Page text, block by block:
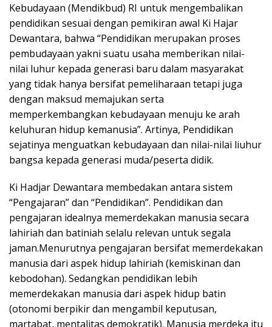
Kebudayaan (Mendikbud) RI untuk mengembalikan
pendidikan sesuai dengan pemikiran awal Ki Hajar
Dewantara, bahwa “Pendidikan merupakan proses
pembudayaan yakni suatu usaha memberikan nilai-
nilai luhur kepada generasi baru dalam masyarakat
yang tidak hanya bersifat pemeliharaan tetapi juga
dengan maksud memajukan serta
memperkembangkan kebudayaan menuju ke arah
keluhuran hidup kemanusia”. Artinya, Pendidikan
sejatinya menguatkan kebudayaan dan nilai-nilai liuhur
bangsa kepada generasi muda/peserta didik.
Ki Hadjar Dewantara membedakan antara sistem
“Pengajaran” dan “Pendidikan”. Pendidikan dan
pengajaran idealnya memerdekakan manusia secara
lahiriah dan batiniah selalu relevan untuk segala
jaman.Menurutnya pengajaran bersifat memerdekakan
manusia dari aspek hidup lahiriah (kemiskinan dan
kebodohan). Sedangkan pendidikan lebih
memerdekakan manusia dari aspek hidup batin
(otonomi berpikir dan mengambil keputusan,
martabat, mentalitas demokratik). Manusia merdeka itu